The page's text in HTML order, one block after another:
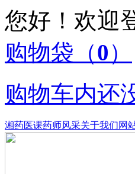
您好！欢
购物袋 （0）
购物车内还
湘药医课药师风采关于我们网